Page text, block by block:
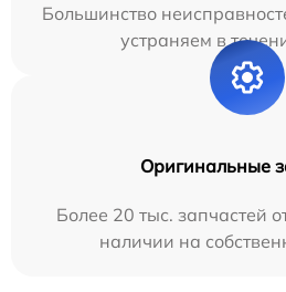
Большинство
устраняем в
Оригинальные
Более 20 тыс. запчастей
наличии на